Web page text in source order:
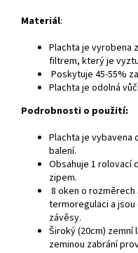
Materiál:
Plachta je vyrobena
filtrem, který je
Poskytuje 45-55%
Plachta je odolná
Podrobnosti o použití:
Plachta je vybavena
balení.
Obsahuje 1 rolovací
zipem.
8 oken o rozměrech
termoregulaci a
závěsy.
Široký (20cm)
zeminou zabrání